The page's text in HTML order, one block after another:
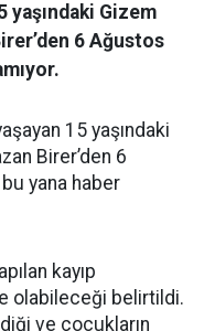
yaşındaki Gizem
6 Ağustos
15 yaşındaki
Birer’den 6
yana haber
kayıp
olabileceği belirtildi.
ve çocukların